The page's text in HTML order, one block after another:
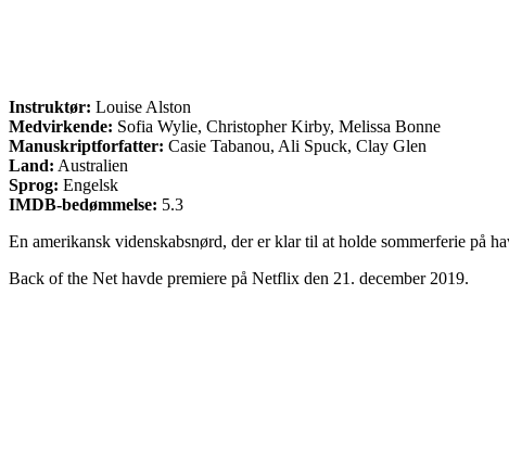
Instruktør: Louise Alston
Medvirkende: Sofia Wylie, Christopher Kirby, Melissa Bonne
Manuskriptforfatter: Casie Tabanou, Ali Spuck, Clay Glen
Land: Australien
Sprog: Engelsk
IMDB-bedømmelse: 5.3
En amerikansk videnskabsnørd, der er klar til at holde sommerferie på
Back of the Net havde premiere på Netflix den 21. december 2019.